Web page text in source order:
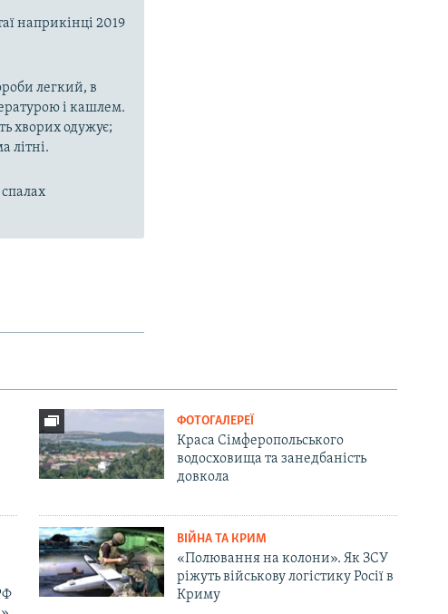
наприкінці 2019
легкий, в
і кашлем.
хворих одужує;
літні.
ФОТОГАЛЕРЕЇ
Краса Сімферопольського
водосховища та занедбаність
довкола
ВІЙНА ТА КРИМ
«Полювання на колони». Як ЗСУ
ріжуть військову логістику Росії в
Криму